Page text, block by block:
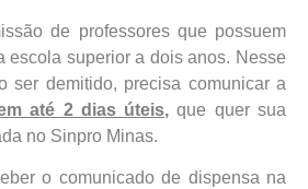
de professores que possuem
escola superior a dois anos. Nesse
ser demitido, precisa comunicar a
até 2 dias úteis, que quer sua
no Sinpro Minas.
o comunicado de dispensa na